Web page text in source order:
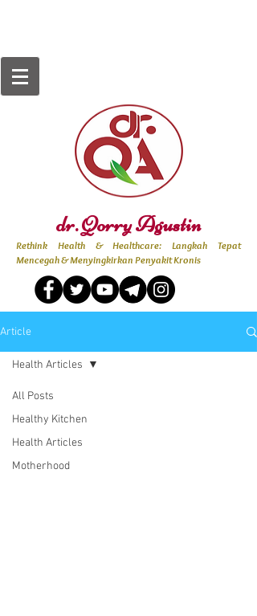
dr. Qorry Agustin
Rethink Health & Healthcare: Langkah Tepat
Mencegah & Menyingkirkan Penyakit Kronis
Article
All Posts
Healthy Kitchen
Health Articles
Motherhood
Health Articles